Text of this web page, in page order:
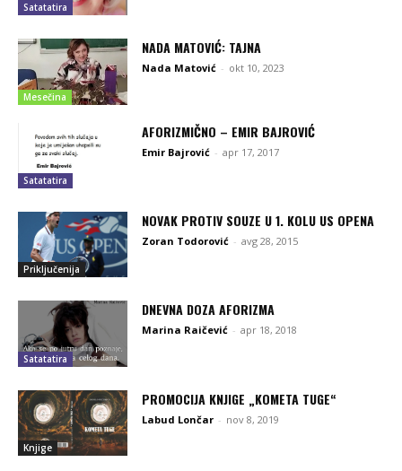
Satatatira
Mesečina
NADA MATOVIĆ: TAJNA
Nada Matović - okt 10, 2023
Satatatira
AFORIZMIČNO – EMIR BAJROVIĆ
Emir Bajrović - apr 17, 2017
Priključenija
NOVAK PROTIV SOUZE U 1. KOLU US OPENA
Zoran Todorović - avg 28, 2015
Satatatira
DNEVNA DOZA AFORIZMA
Marina Raičević - apr 18, 2018
Knjige
PROMOCIJA KNJIGE „KOMETA TUGE“
Labud Lončar - nov 8, 2019